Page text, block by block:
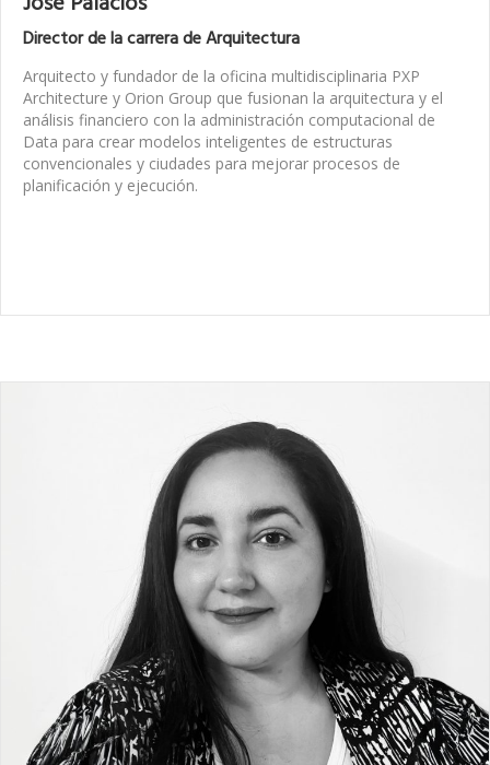
Director de la carrera de Arquitectura
Arquitecto y fundador de la oficina multidisciplinaria PXP
Architecture y Orion Group que fusionan la arquitectura y el
análisis financiero con la administración computacional de
Data para crear modelos inteligentes de estructuras
convencionales y ciudades para mejorar procesos de
planificación y ejecución.